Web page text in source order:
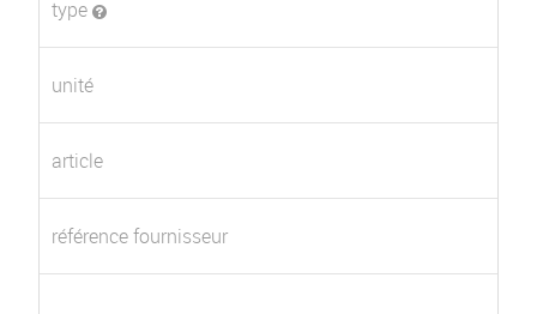
type
unité
article
référence fournisseur